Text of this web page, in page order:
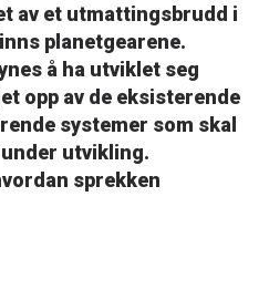
av et utmattingsbrudd i
planetgearene.
å ha utviklet seg
opp av de eksisterende
systemer som skal
utvikling.
sprekken